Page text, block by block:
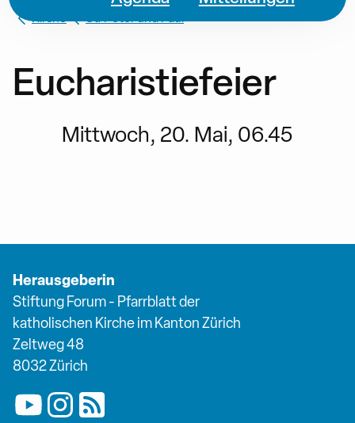
Kirche St. Peter und Paul
Eucharistiefeier
Mittwoch, 20. Mai, 06.45
Herausgeberin
Stiftung Forum - Pfarrblatt der
katholischen Kirche im Kanton Zürich
Zeltweg 48
8032 Zürich